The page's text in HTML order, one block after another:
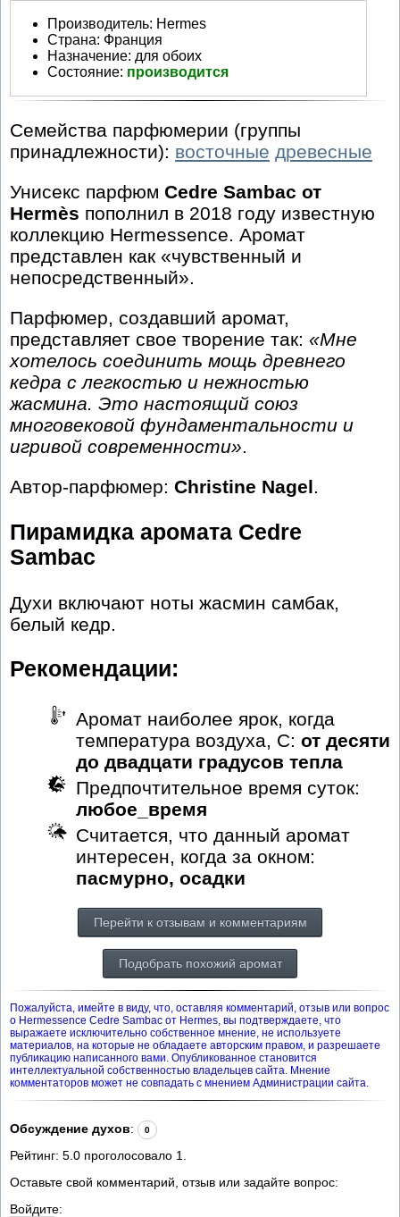
Производитель: Hermes
Страна: Франция
Назначение: для обоих
Состояние: производится
Семейства парфюмерии (группы
принадлежности): восточные древесные
Унисекс парфюм Cedre Sambac от
Hermès пополнил в 2018 году известную
коллекцию Hermessence. Аромат
представлен как «чувственный и
непосредственный».
Парфюмер, создавший аромат,
представляет свое творение так: «Мне
хотелось соединить мощь древнего
кедра с легкостью и нежностью
жасмина. Это настоящий союз
многовековой фундаментальности и
игривой современности».
Автор-парфюмер: Christine Nagel.
Пирамидка аромата Cedre
Sambac
Духи включают ноты жасмин самбак,
белый кедр.
Рекомендации:
Аромат наиболее ярок, когда
температура воздуха, С: от десяти
до двадцати градусов тепла
Предпочтительное время суток:
любое_время
Считается, что данный аромат
интересен, когда за окном:
пасмурно, осадки
Перейти к отзывам и комментариям
Подобрать похожий аромат
Пожалуйста, имейте в виду, что, оставляя комментарий, отзыв или вопрос
о Hermessence Cedre Sambac от Hermes, вы подтверждаете, что
выражаете исключительно собственное мнение, не используете
материалов, на которые не обладаете авторским правом, и разрешаете
публикацию написанного вами. Опубликованное становится
интеллектуальной собственностью владельцев сайта. Мнение
комментаторов может не совпадать с мнением Администрации сайта.
Обсуждение духов: 0
Рейтинг: 5.0 проголосовало 1
Оставьте свой комментарий, отзыв или задайте вопрос:
Войдите: